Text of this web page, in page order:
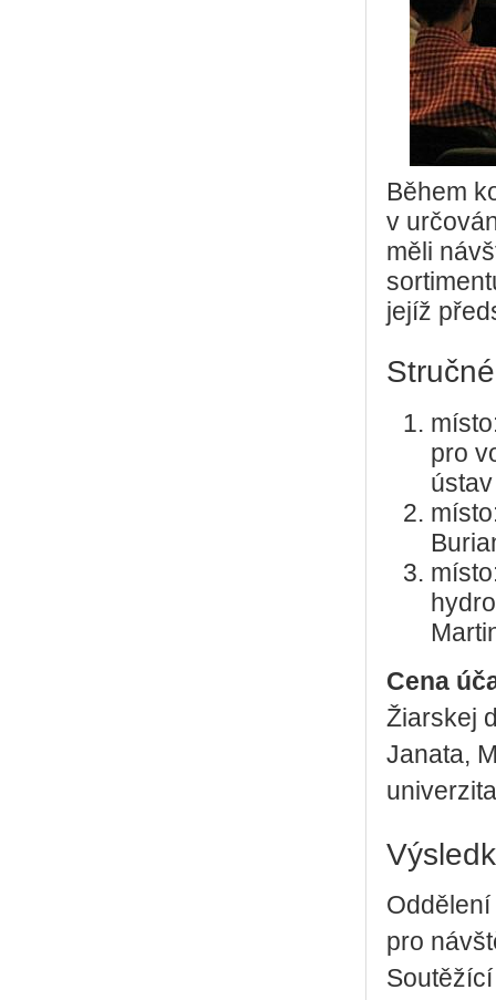
Během
v
měli
jejíž
pro
Cena
Žiarskej
Janata,
pro